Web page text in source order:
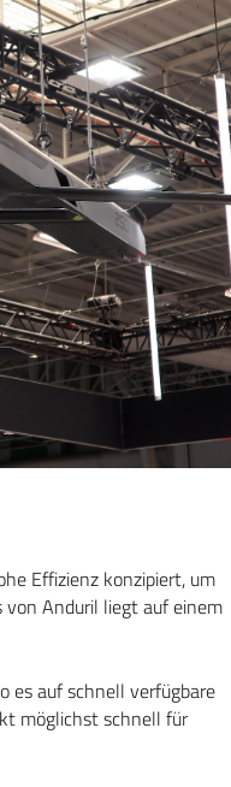
Effizienz konzipiert, um
von Anduril liegt auf einem
es auf schnell verfügbare
möglichst schnell für